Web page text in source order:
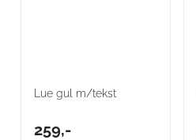
Lue gul m/tekst
259,-